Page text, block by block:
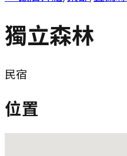
獨立森林
民宿
位置